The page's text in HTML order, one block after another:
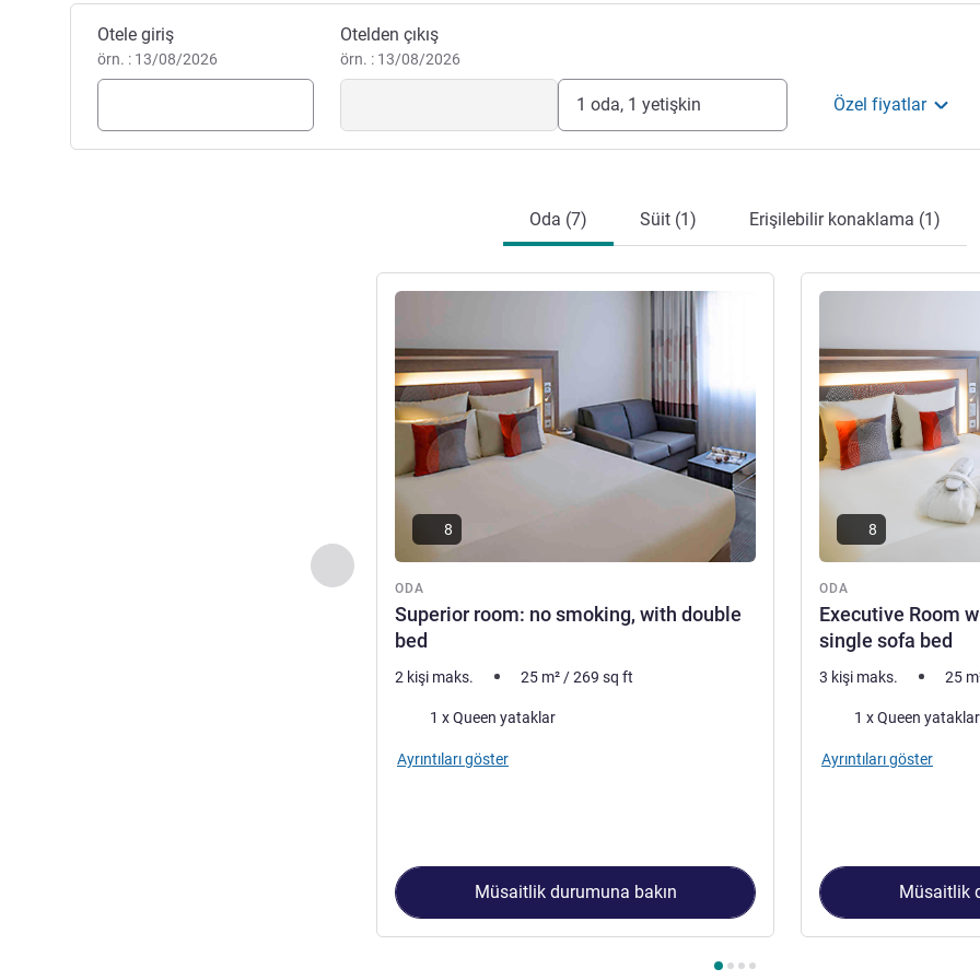
Bu otelde rezervasyon yaptırın
Otele giriş
örn. : 13/08/2026
Otelden çıkış
örn. : 13/08/2026
1 oda, 1 yetişkin Özel fiyatlar
Oda (7) Süit (1) Erişilebilir konaklama (1)
Önceki - Oda
ODA
Superior room: no smoking, with double
bed
Ayrıntıları göster
8
2 kişi maks. 25 m² /269 sq ft
1 x Queen yataklar
Ayrıntıları göster
Müsaitlik durumuna bakın
ODA
Executive Room
single sofa bed
Ayrıntıları göster
8
3 kişi maks. 25
1 x Queen yataklar
Ayrıntıları göster
Müsaitlik